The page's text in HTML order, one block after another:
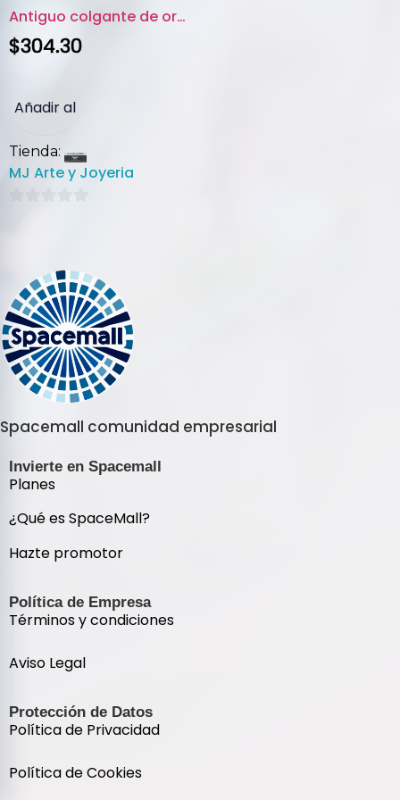
Antiguo colgante de oro 8K y d...
$304.30
Añadir al
carrito
Tienda:
MJ Arte y Joyeria
Spacemall comunidad empresarial
Invierte en Spacemall
Planes
¿Qué es SpaceMall?
Hazte promotor
Política de Empresa
Términos y condiciones
Aviso Legal
Protección de Datos
Política de Privacidad
Política de Cookies